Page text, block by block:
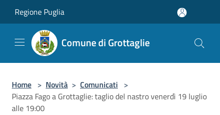
Regione Puglia
Comune di Grottaglie
Home > Novità > Comunicati >
Piazza Fago a Grottaglie: taglio del nastro venerdì 19 luglio
alle 19:00